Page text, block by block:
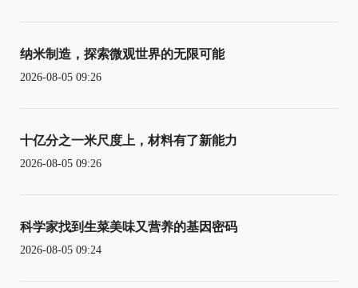
纳米制造，探索微观世界的无限可能
2026-08-05 09:26
十亿分之一米尺度上，材料有了新能力
2026-08-05 09:26
科学家找到生菜美味又营养的基因密码
2026-08-05 09:24